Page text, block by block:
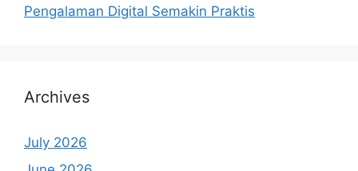
Pengalaman Digital Semakin Praktis
Archives
July 2026